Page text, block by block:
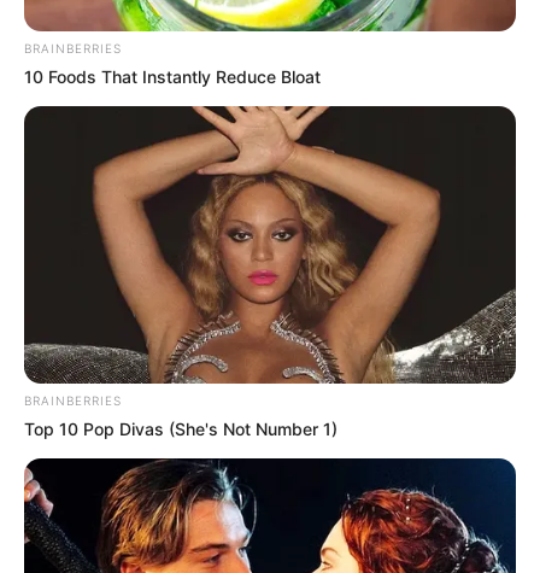
BRAINBERRIES
10 Foods That Instantly Reduce Bloat
BRAINBERRIES
Top 10 Pop Divas (She's Not Number 1)